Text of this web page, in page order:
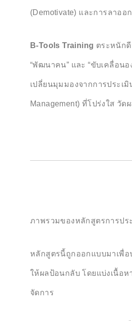
(Demotivate) และการลาออ
B-Tools Training ตระหนักดี
“พัฒนาคน” และ “ขับเคลื่อนอ
เปลี่ยนมุมมองจากการประเ
Management) ที่โปร่งใส วั
ภาพรวมของหลักสูตรการปร
หลักสูตรนี้ถูกออกแบบมาเพื่อ
ให้ผลป้อนกลับ โดยแบ่งเนื้อ
จัดการ